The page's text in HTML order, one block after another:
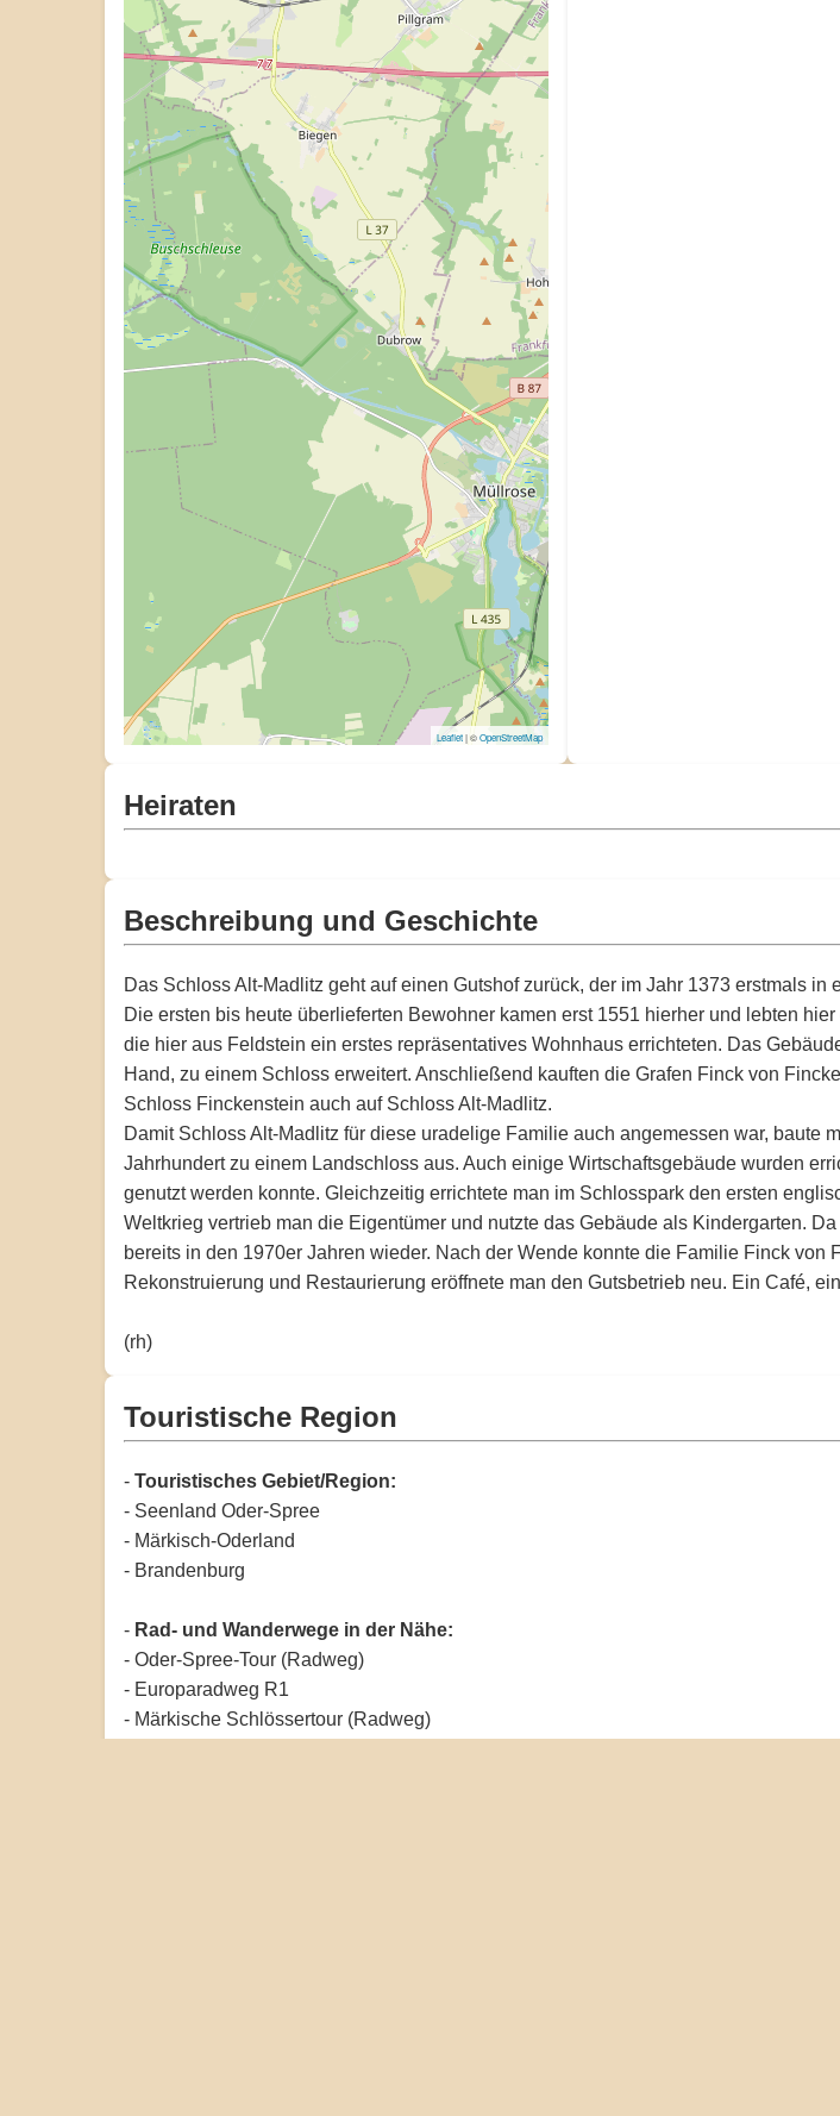
Leaflet| ©OpenStreetMap
Heiraten
Beschreibung und Geschichte
Das Schloss Alt-Madlitz geht auf einen Gutshof zurück, der im Jahr 1373 erstmals
Die ersten bis heute überlieferten Bewohner kamen erst 1551 hierher und lebten
die hier aus Feldstein ein erstes repräsentatives Wohnhaus errichteten. Das
Hand, zu einem Schloss erweitert. Anschließend kauften die Grafen Finck von
Schloss Finckenstein auch auf Schloss Alt-Madlitz.
Damit Schloss Alt-Madlitz für diese uradelige Familie auch angemessen war, baute
Jahrhundert zu einem Landschloss aus. Auch einige Wirtschaftsgebäude wurden
genutzt werden konnte. Gleichzeitig errichtete man im Schlosspark den ersten
Weltkrieg vertrieb man die Eigentümer und nutzte das Gebäude als Kindergarten.
bereits in den 1970er Jahren wieder. Nach der Wende konnte die Familie Finck
Rekonstruierung und Restaurierung eröffnete man den Gutsbetrieb neu. Ein Café,
(rh)
Touristische Region
- Touristisches Gebiet/Region:
- Seenland Oder-Spree
- Märkisch-Oderland
- Brandenburg
- Rad- und Wanderwege in der Nähe:
- Oder-Spree-Tour (Radweg)
- Europaradweg R1
- Märkische Schlössertour (Radweg)